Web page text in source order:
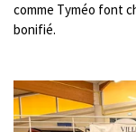
comme Tyméo font
bonifié.